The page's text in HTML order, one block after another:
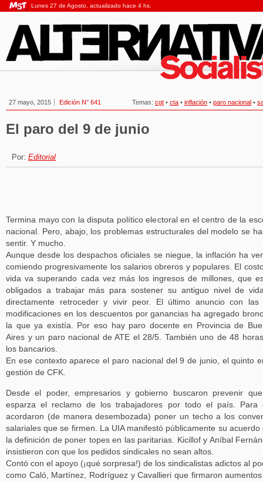
Lunes 27 de Agosto, actualizado hace 4 hs.
27 mayo, 2015 Edición N° 641 Temas: cgt • cta • inflación • paro nacional •
El paro del 9 de junio
Por: Editorial
Termina mayo con la disputa político electoral en el centro de la
nacional. Pero, abajo, los problemas estructurales del modelo se
sentir. Y mucho.
Aunque desde los despachos oficiales se niegue, la inflación ha
comiendo progresivamente los salarios obreros y populares. El
vida va superando cada vez más los ingresos de millones, que
obligados a trabajar más para sostener su antiguo nivel de
directamente retroceder y vivir peor. El último anuncio con las
modificaciones en los descuentos por ganancias ha agregado
la que ya existía. Por eso hay paro docente en Provincia de
Aires y un paro nacional de ATE el 28/5. También uno de 48
los bancarios.
En ese contexto aparece el paro nacional del 9 de junio, el quinto
gestión de CFK.
Desde el poder, empresarios y gobierno buscaron prevenir
esparza el reclamo de los trabajadores por todo el país. Para
acordaron (de manera desembozada) poner un techo a los
salariales que se firmen. La UIA manifestó públicamente su acuerdo
la definición de poner topes en las paritarias. Kicillof y Aníbal
insistieron con que los pedidos sindicales no sean altos.
Contó con el apoyo (¡qué sorpresa!) de los sindicalistas adictos al
como Caló, Martínez, Rodríguez y Cavallieri que firmaron